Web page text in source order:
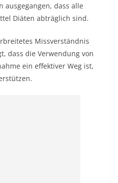
ausgegangen, dass alle
Diäten abträglich sind.
Missverständnis
dass die Verwendung von
ein effektiver Weg ist,